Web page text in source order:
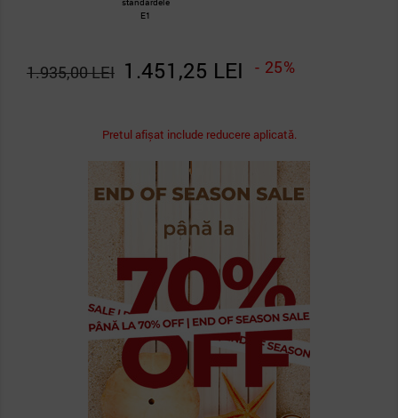
standardele
E1
1.451,25 LEI - 25%
1.935,00 LEI
Pretul afișat include reducere aplicată.